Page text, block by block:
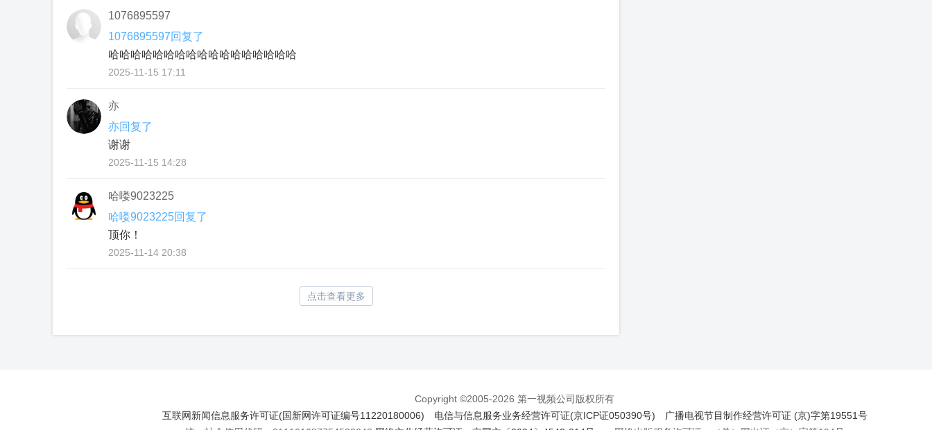
1076895597
1076895597回复了
哈哈哈哈哈哈哈哈哈哈哈哈哈哈哈哈哈
2025-11-15 17:11
亦
亦回复了
谢谢
2025-11-15 14:28
哈喽9023225
哈喽9023225回复了
顶你！
2025-11-14 20:38
点击查看更多
Copyright ©2005-2026 第一视频公司版权所有
互联网新闻信息服务许可证(国新网许可证编号11220180006)
电信与信息服务业务经营许可证(京ICP证050390号)
广播电视节目制作经营许可证 (京)字第19551号